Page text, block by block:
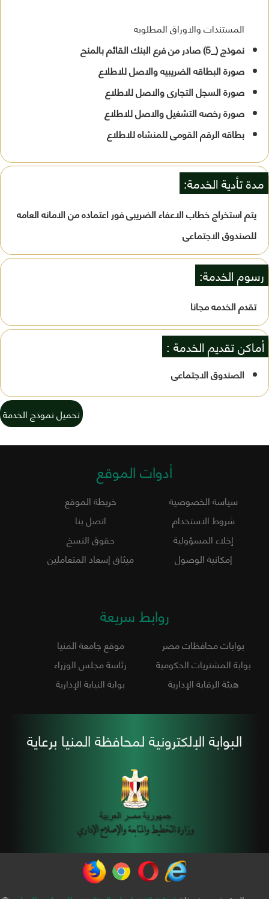
المستندات والاوراق المطلوبه
نموذج (_5) صادر من فرع البنك القائم بالمنح
صورة البطاقه الضريبيه والاصل للاطلاع
صورة السجل التجارى والاصل للاطلاع
صورة رخصه التشغيل والاصل للاطلاع
بطاقه الرقم القومى للمنشاه للاطلاع
مدة تأدية الخدمة:
يتم استخراج خطاب الاعفاء الضريبى فور اعتماده من الامانه العامه
للصندوق الاجتماعى
رسوم الخدمة:
تقدم الخدمه مجانا
أماكن تقديم الخدمة :
الصندوق الاجتماعى
تحميل نموذج الخدمة
أدوات الموقع
سياسة الخصوصية
خريطة الموقع
شروط الاستخدام
اتصل بنا
إخلاء المسؤولية
حقوق النسخ
إمكانية الوصول
ميثاق إسعاد المتعاملين
روابط سريعة
بوابات محافظات مصر
موقع جامعة المنيا
بوابة المشتريات الحكومية
رئاسة مجلس الوزراء
هيئة الرقابة الإدارية
بوابة النيابة الإدارية
البوابة الإلكترونية لمحافظة المنيا برعاية